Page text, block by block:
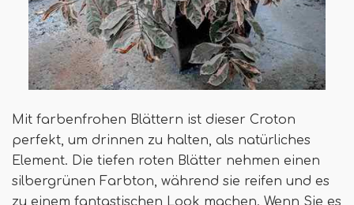
Mit farbenfrohen Blättern ist dieser Croton
perfekt, um drinnen zu halten, als natürliches
Element. Die tiefen roten Blätter nehmen einen
silbergrünen Farbton, während sie reifen und es
zu einem fantastischen Look machen. Wenn Sie es